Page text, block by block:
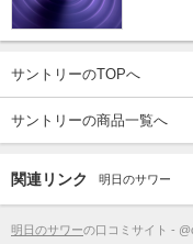
サントリーのTOPへ
サントリーの商品一覧へ
関連リンク 明日のサワー
明日のサワーの口コミサイト -